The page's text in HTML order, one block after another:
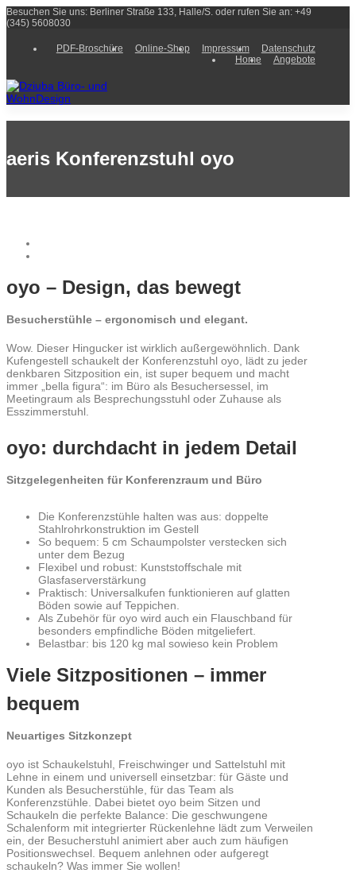
Besuchen Sie uns: Berliner Straße 133, Halle/S. oder rufen Sie an: +49
(345) 5608030
Datenschutz
Impressum
Online-Shop
PDF-Broschüre
Angebote
Home
aeris Konferenzstuhl oyo
oyo – Design, das bewegt
Besucherstühle – ergonomisch und elegant.
Wow. Dieser Hingucker ist wirklich außergewöhnlich. Dank
Kufengestell schaukelt der Konferenzstuhl oyo, lädt zu jeder
denkbaren Sitzposition ein, ist super bequem und macht
immer „bella figura“: im Büro als Besuchersessel, im
Meetingraum als Besprechungsstuhl oder Zuhause als
Esszimmerstuhl.
oyo: durchdacht in jedem Detail
Sitzgelegenheiten für Konferenzraum und Büro
Die Konferenzstühle halten was aus: doppelte
Stahlrohrkonstruktion im Gestell
So bequem: 5 cm Schaumpolster verstecken sich
unter dem Bezug
Flexibel und robust: Kunststoffschale mit
Glasfaserverstärkung
Praktisch: Universalkufen funktionieren auf glatten
Böden sowie auf Teppichen.
Als Zubehör für oyo wird auch ein Flauschband für
besonders empfindliche Böden mitgeliefert.
Belastbar: bis 120 kg mal sowieso kein Problem
Viele Sitzpositionen – immer
bequem
Neuartiges Sitzkonzept
oyo ist Schaukelstuhl, Freischwinger und Sattelstuhl mit
Lehne in einem und universell einsetzbar: für Gäste und
Kunden als Besucherstühle, für das Team als
Konferenzstühle. Dabei bietet oyo beim Sitzen und
Schaukeln die perfekte Balance: Die geschwungene
Schalenform mit integrierter Rückenlehne lädt zum Verweilen
ein, der Besucherstuhl animiert aber auch zum häufigen
Positionswechsel. Bequem anlehnen oder aufgeregt
schaukeln? Was immer Sie wollen!